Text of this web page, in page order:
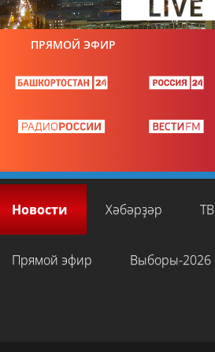
ПРЯМОЙ ЭФИР
Новости Хәбәрҙәр ТВ
Прямой эфир Выборы-2026